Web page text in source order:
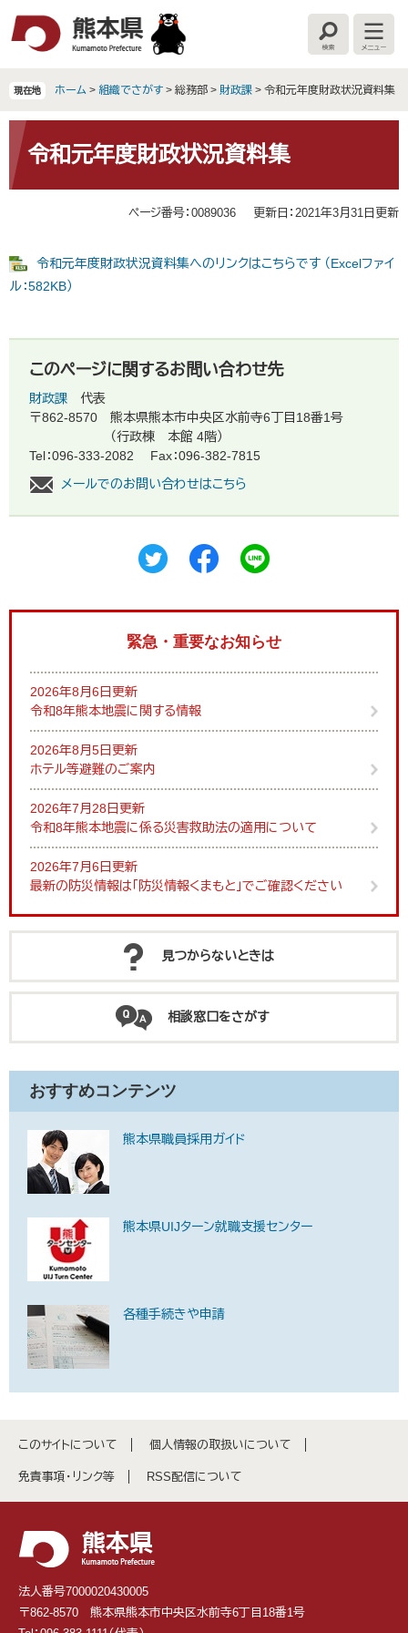
で
ば
検
索
メ
ニ
ー
現在地 ホーム > 組織でさがす > 総務部 > 財政課 > 令和元年度財政状況資料集
文 令和元年度財政状況資料集
ページ番号：0089036 更新日：2021年3月31日更新
令和元年度財政状況資料集へのリンクはこちらです （Excelファイ
ル：582KB）
このページに関するお問い合わせ先
財政課
代表
〒862-8570
熊本県熊本市中央区水前寺6丁目18番1号
（行政棟 本館 4階）
Tel：096-333-2082
Fax：096-382-7815
メールでのお問い合わせはこちら
緊急・重要なお知らせ
2026年8月6日更新
令和8年熊本地震に関する情報
2026年8月5日更新
ホテル等避難のご案内
2026年7月28日更新
令和8年熊本地震に係る災害救助法の適用について
2026年7月6日更新
最新の防災情報は「防災情報くまもと」でご確認ください
見つからないときは
相談窓口をさがす
おすすめコンテンツ
熊本県職員採用ガイド
熊本県UIJターン就職支援センター
各種手続きや申請
このサイトについて 個人情報の取扱いについて
免責事項・リンク等 RSS配信について
法人番号7000020430005
〒862-8570 熊本県熊本市中央区水前寺6丁目18番1号